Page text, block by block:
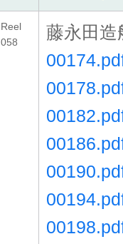
Reel
058
藤永田造